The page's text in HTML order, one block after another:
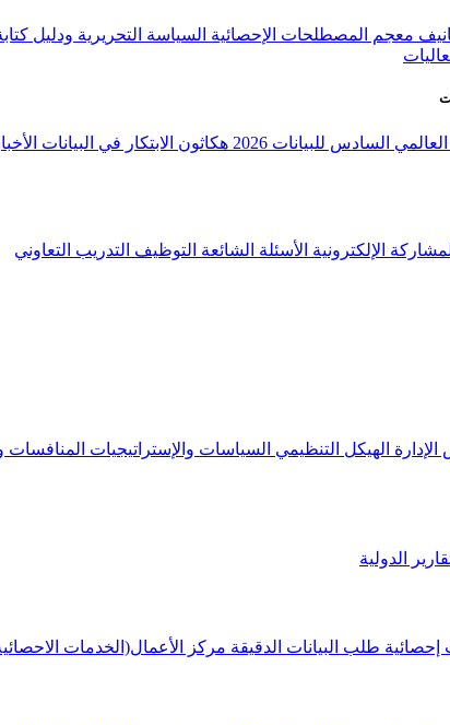
معجم المصطلحات الإحصائية السياسة التحريرية ودليل
السادس للبيانات 2026 هكاثون الابتكار في البيانات
الإلكترونية الأسئلة الشائعة التوظيف التدريب التعاوني
الهيكل التنظيمي السياسات والإستراتيجيات المنافسات
الدولية
طلب البيانات الدقيقة مركز الأعمال(الخدمات